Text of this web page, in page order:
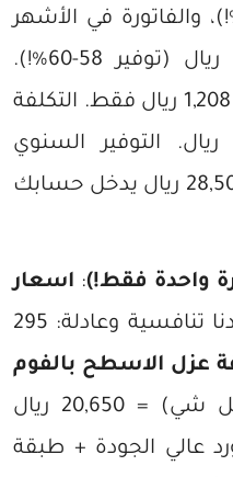
(توفير حقيقي 62-65%!)، والفاتورة في الأشهر
المعتدلة تنزل لـ 750-950 ريال (توفير 58-60%!).
المتوسط الشهري الجديد: 1,208 ريال فقط. التكلفة
السنوية الجديدة: 14,500 ريال. التوفير السنوي
الصافي الحقيقي: 23,600-28,500 ريال يدخل حسابك
واحدة فقط!): اسعار
عندنا تنافسية وعادلة: 295
عزل الاسطح بالفوم
الكامل شامل كل شي) = 20,650 ريال
عالي الجودة + طبقة